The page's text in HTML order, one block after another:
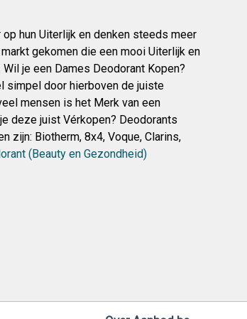
hun Uiterlijk en denken steeds meer
gekomen die een mooi Uiterlijk en
je een Dames Deodorant Kopen?
simpel door hierboven de juiste
mensen is het Merk van een
deze juist Vérkopen? Deodorants
zijn: Biotherm, 8x4, Voque, Clarins,
(Beauty en Gezondheid)